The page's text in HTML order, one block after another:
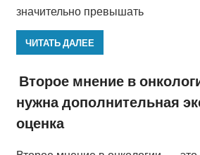
значительно превышать
ЧИТАТЬ ДАЛЕЕ
Второе мнение в
нужна дополнительная
оценка